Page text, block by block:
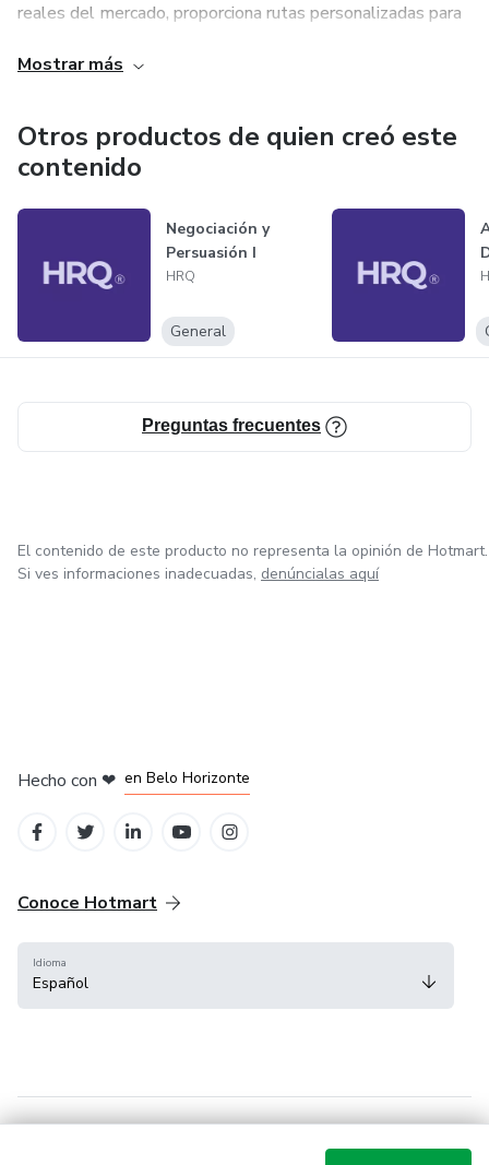
reales del mercado, proporciona rutas personalizadas para
orientación humana, asegurando resultados prácticos y
Mostrar más
Otros productos de quien creó este
contenido
Negociación y
Persuasión I
HRQ
General
Preguntas frecuentes
El contenido de este producto no representa la opinión de Hotmart.
Si ves informaciones inadecuadas, denúncialas aquí
Hecho con ❤ en Belo Horizonte
Conoce Hotmart
Idioma
Español